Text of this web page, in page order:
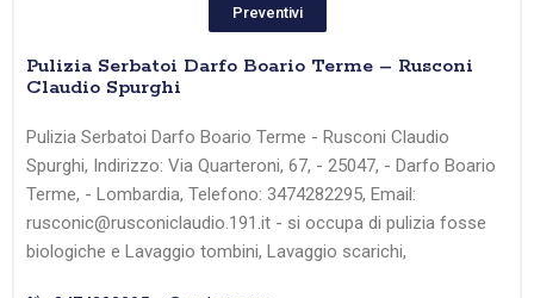
Preventivi
Pulizia Serbatoi Darfo Boario Terme – Rusconi
Claudio Spurghi
Pulizia Serbatoi Darfo Boario Terme - Rusconi Claudio
Spurghi, Indirizzo: Via Quarteroni, 67, - 25047, - Darfo Boario
Terme, - Lombardia, Telefono: 3474282295, Email:
rusconic@rusconiclaudio.191.it - si occupa di pulizia fosse
biologiche e Lavaggio tombini, Lavaggio scarichi,